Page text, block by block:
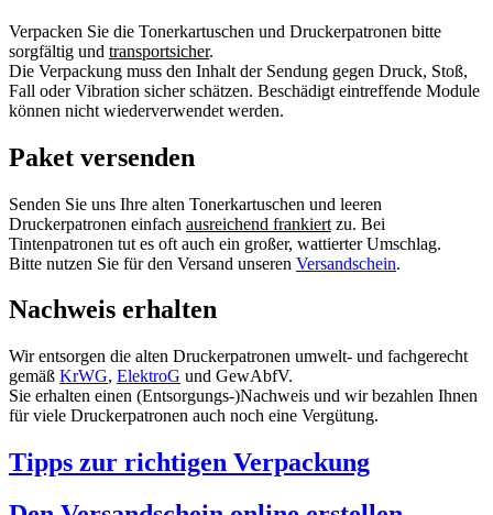
Verpacken Sie die Tonerkartuschen und Druckerpatronen bitte
sorgfältig und transportsicher.
Die Verpackung muss den Inhalt der Sendung gegen Druck, Stoß,
Fall oder Vibration sicher schätzen. Beschädigt eintreffende Module
können nicht wiederverwendet werden.
Paket versenden
Senden Sie uns Ihre alten Tonerkartuschen und leeren
Druckerpatronen einfach ausreichend frankiert zu. Bei
Tintenpatronen tut es oft auch ein großer, wattierter Umschlag.
Bitte nutzen Sie für den Versand unseren Versandschein.
Nachweis erhalten
Wir entsorgen die alten Druckerpatronen umwelt- und fachgerecht
gemäß KrWG, ElektroG und GewAbfV.
Sie erhalten einen (Entsorgungs-)Nachweis und wir bezahlen Ihnen
für viele Druckerpatronen auch noch eine Vergütung.
Tipps zur richtigen Verpackung